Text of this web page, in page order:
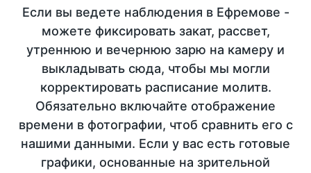
Если вы ведете наблюдения в Ефремове -
можете фиксировать закат, рассвет,
утреннюю и вечернюю зарю на камеру и
выкладывать сюда, чтобы мы могли
корректировать расписание молитв.
Обязательно включайте отображение
времени в фотографии, чтоб сравнить его с
нашими данными. Если у вас есть готовые
графики, основанные на зрительной